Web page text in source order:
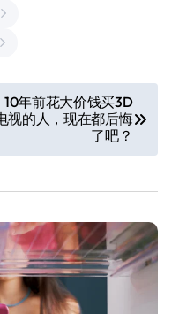
10年前花大价钱买3D
视的人，现在都后悔
了吧？